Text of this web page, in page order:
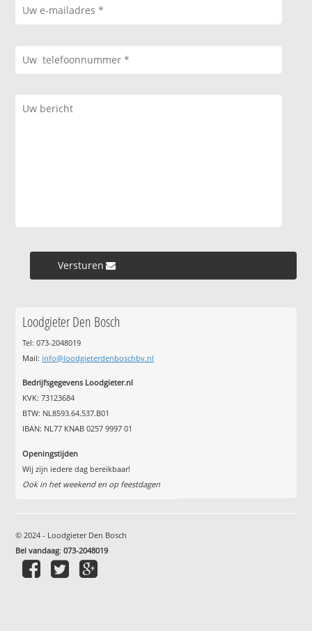
Versturen »
Loodgieter Den Bosch
Tel: 073-2048019
Mail: info@loodgieterdenboschbv.nl
Bedrijfsgegevens Loodgieter.nl
KVK: 73123684
BTW: NL8593.64.537.B01
IBAN: NL77 KNAB 0257 9997 01
Openingstijden
Wij zijn iedere dag bereikbaar!
Ook in het weekend en op feestdagen
© 2024 - Loodgieter Den Bosch
Bel vandaag:073-2048019